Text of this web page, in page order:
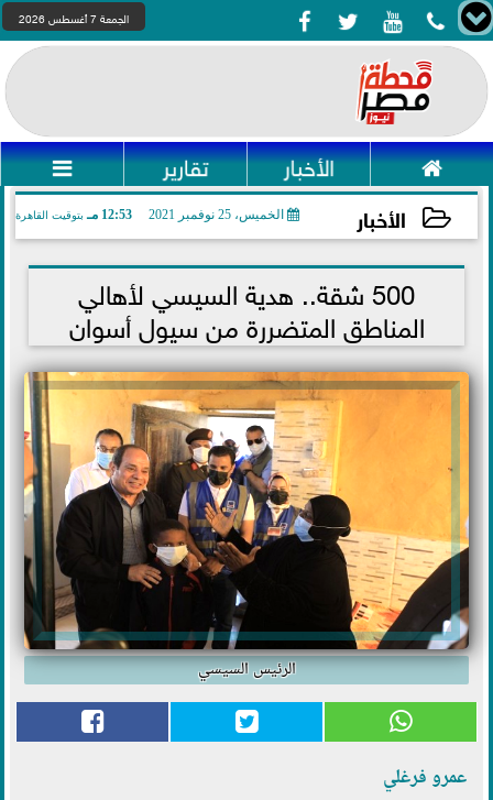
    الجمعة 7 أغسطس 2026
 الأخبار تقارير 
الأخبار الخميس، 25 نوفمبر 2021 12:53 مـ بتوقيت القاهرة
2021-11-25 12:53:57 500 شقة.. هدية السيسي لأهالي
المناطق المتضررة من سيول أسوان
الرئيس السيسي
عمرو فرغلي